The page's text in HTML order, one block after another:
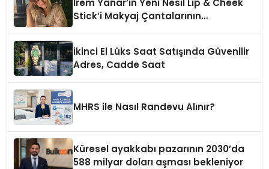
İrem Yanar’ın Yeni Nesil Lip & Cheek
Stick’i Makyaj Çantalarının
İkinci El Lüks Saat Satışında Güvenilir
Adres, Cadde Saat
MHRS ile Nasıl Randevu Alınır?
Küresel ayakkabı pazarının 2030’da
588 milyar doları aşması bekleniyor